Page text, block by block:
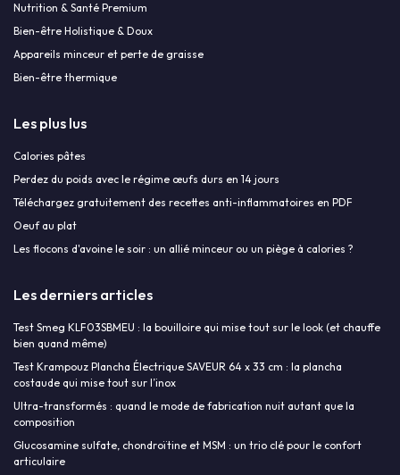
Nutrition & Santé Premium
Bien-être Holistique & Doux
Appareils minceur et perte de graisse
Bien-être thermique
Les plus lus
Calories pâtes
Perdez du poids avec le régime œufs durs en 14 jours
Téléchargez gratuitement des recettes anti-inflammatoires en PDF
Oeuf au plat
Les flocons d'avoine le soir : un allié minceur ou un piège à calories ?
Les derniers articles
Test Smeg KLF03SBMEU : la bouilloire qui mise tout sur le look (et chauffe
bien quand même)
Test Krampouz Plancha Électrique SAVEUR 64 x 33 cm : la plancha
costaude qui mise tout sur l’inox
Ultra-transformés : quand le mode de fabrication nuit autant que la
composition
Glucosamine sulfate, chondroïtine et MSM : un trio clé pour le confort
articulaire